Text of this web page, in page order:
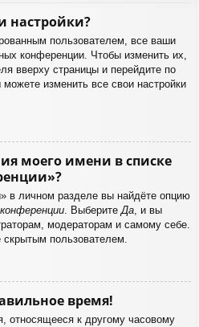
настройки?
пользователем, все ваши
конференции. Чтобы изменить их,
вверху страницы и перейдите по
изменить все свои настройки
моего имени в списке
в личном разделе вы найдёте опцию
. Выберите Да , и вы
модераторам и самому себе.
пользователем.
время!
относящееся к другому часовому